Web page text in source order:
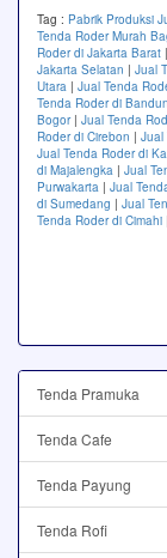
Tag : Pabrik Produksi
Tenda Roder Murah
Roder di Jakarta Barat |
Jakarta Selatan | Jual
Utara | Jual Tenda
Tenda Roder di
Bogor| Jual Tenda
Roder di Cirebon | Jual
Jual Tenda Roder di
di Majalengka | Jual
Purwakarta | Jual
di Sumedang | Jual
Tenda Roder di Cimahi
Tenda Pramuka
Tenda Cafe
Tenda Payung
Tenda Rofi